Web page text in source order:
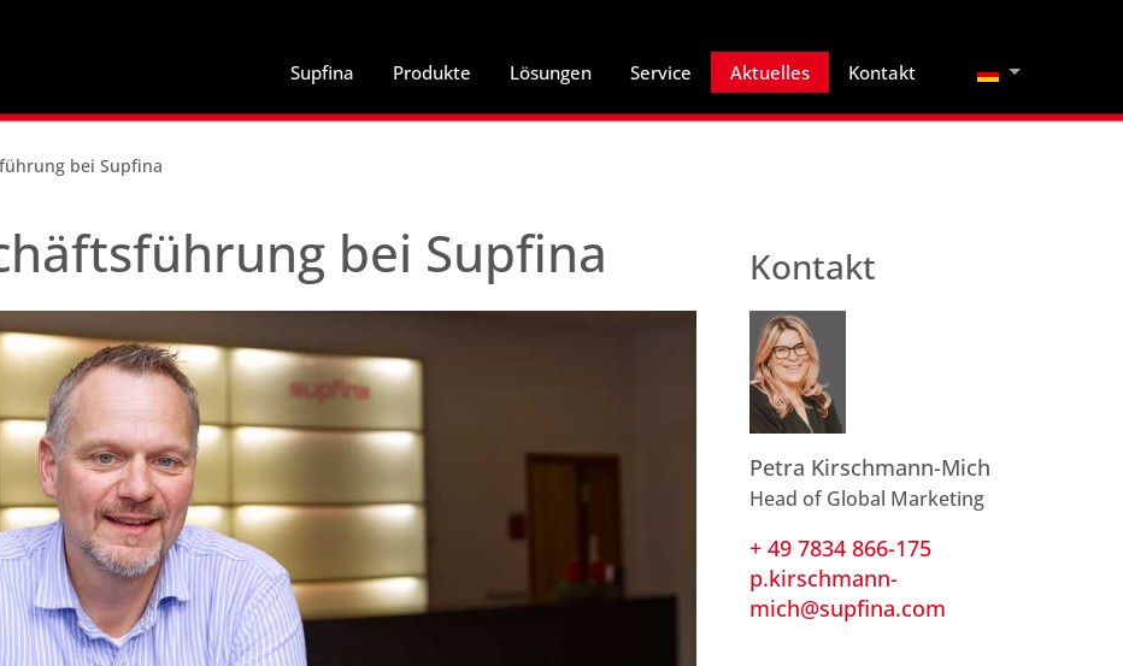
Supfina Produkte Lösungen Service Aktuelles Kontakt Sprache
bei Supfina
bei Supfina Kontakt
Petra Kirschmann-Mich
Head of Global Marketing
+ 49 7834 866-175
p.kirschmann-
mich@supfina.com